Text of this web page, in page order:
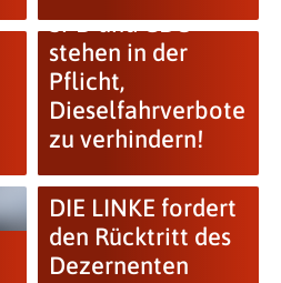
SPD und CDU
stehen in der
Pflicht,
Dieselfahrverbote
zu verhindern!
DIE LINKE fordert
den Rücktritt des
Dezernenten